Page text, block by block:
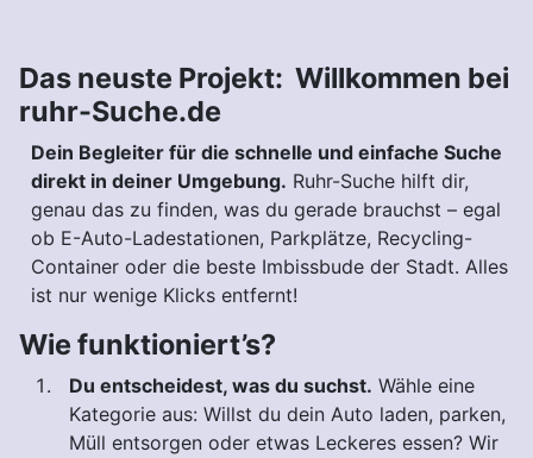
Das neuste Projekt: Willkommen bei
ruhr-Suche.de
Dein Begleiter für die schnelle und einfache Suche
direkt in deiner Umgebung. Ruhr-Suche hilft dir,
genau das zu finden, was du gerade brauchst – egal
ob E-Auto-Ladestationen, Parkplätze, Recycling-
Container oder die beste Imbissbude der Stadt. Alles
ist nur wenige Klicks entfernt!
Wie funktioniert’s?
Du entscheidest, was du suchst. Wähle eine
Kategorie aus: Willst du dein Auto laden, parken,
Müll entsorgen oder etwas Leckeres essen? Wir